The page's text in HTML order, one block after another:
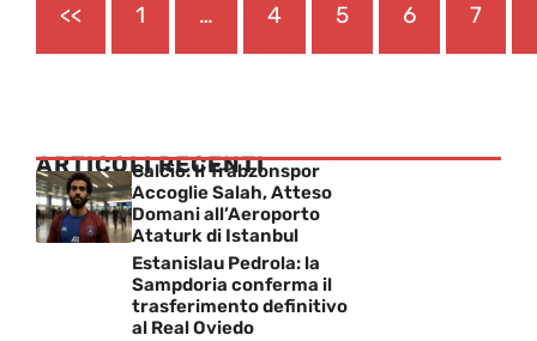
<< 1 … 4 5 6 7
ARTICOLI RECENTI
Calcio: Il Trabzonspor
Accoglie Salah, Atteso
Domani all’Aeroporto
Ataturk di Istanbul
Estanislau Pedrola: la
Sampdoria conferma il
trasferimento definitivo
al Real Oviedo